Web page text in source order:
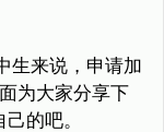
生来说，申请加
为大家分享下
的吧。